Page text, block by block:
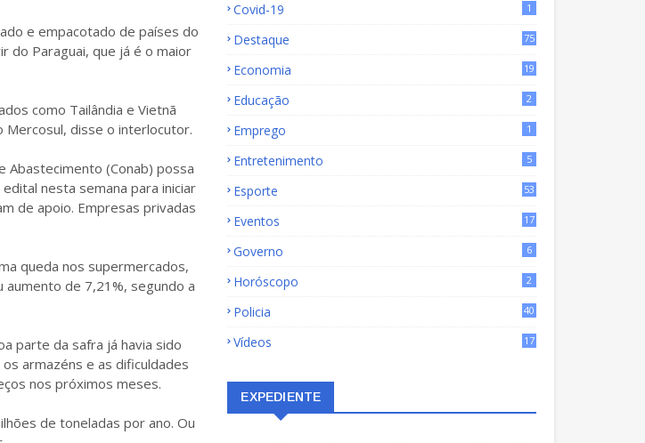
e empacotado de países do
do Paraguai, que já é o maior
como Tailândia e Vietnã
disse o interlocutor.
Abastecimento (Conab) possa
nesta semana para iniciar
de apoio. Empresas privadas
queda nos supermercados,
de 7,21%, segundo a
parte da safra já havia sido
armazéns e as dificuldades
nos próximos meses.
de toneladas por ano. Ou
Covid-19 1
Destaque
75
Economia
19
Educação 2
Emprego 1
Entretenimento 5
Esporte 53
Eventos 17
Governo 6
Horóscopo 2
Policia 40
Vídeos 17
EXPEDIENTE